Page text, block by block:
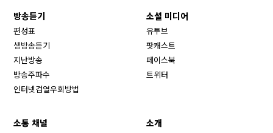
방송듣기
편성표
생방송듣기
지난방송
방송주파수
인터넷검열우회방법
소셜 미디어
유투브
팟캐스트
페이스북
트위터
소통 채널 소개